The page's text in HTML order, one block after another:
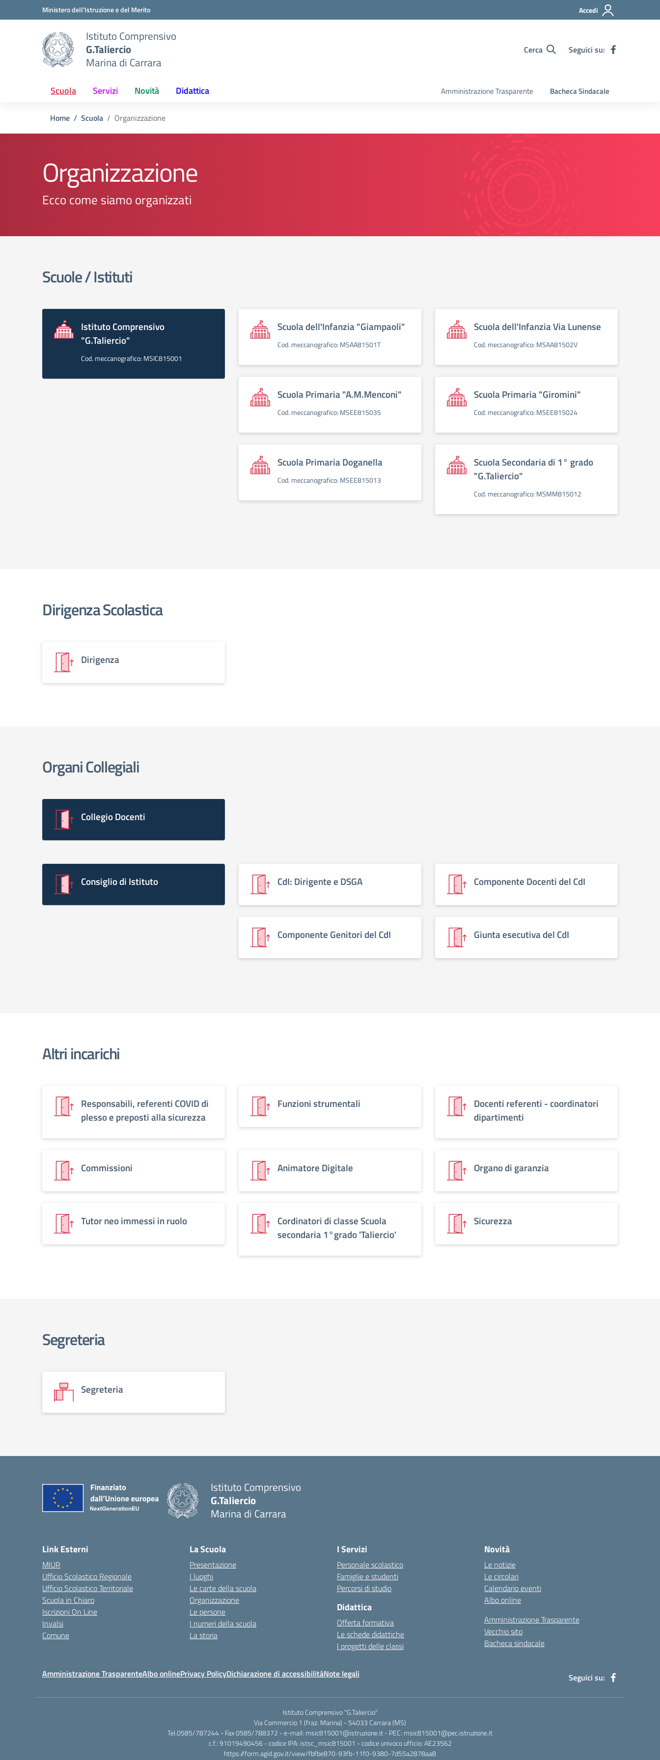
Vai ai contenuti
Vai al menu di navigazioneMinistero dell'Istruzione e del Merito Accedi
Istituto Comprensivo
G.Taliercio
Marina di Carrara
Cerca Seguici su:
Scuola Servizi Novità Didattica Amministrazione Trasparente Bacheca Sindacale
Home Scuola Organizzazione
Organizzazione
Ecco come siamo organizzati
elenco degli organi
Scuole / Istituti
Istituto Comprensivo
"G.Taliercio"
Cod. meccanografico: MSIC815001
Scuola dell'Infanzia "Giampaoli"
Cod. meccanografico: MSAA81501T
Scuola dell'Infanzia Via Lunense
Cod. meccanografico: MSAA81502V
Scuola Primaria "A.M.Menconi"
Cod. meccanografico: MSEE815035
Scuola Primaria "Giromini"
Cod. meccanografico: MSEE815024
Scuola Primaria Doganella
Cod. meccanografico: MSEE815013
Scuola Secondaria di 1° grado
"G.Taliercio"
Cod. meccanografico: MSMM815012
Dirigenza Scolastica
Dirigenza
Organi Collegiali
Collegio Docenti
Consiglio di Istituto CdI: Dirigente e DSGA Componente Docenti del CdI
Componente Genitori del CdI Giunta esecutiva del CdI
Altri incarichi
Responsabili, referenti COVID di
plesso e preposti alla sicurezza
Funzioni strumentali
Docenti referenti - coordinatori
dipartimenti
Commissioni Animatore Digitale Organo di garanzia
Tutor neo immessi in ruolo
Cordinatori di classe Scuola
secondaria 1°grado 'Taliercio'
Sicurezza
Segreteria
Segreteria
Istituto Comprensivo
G.Taliercio
Marina di Carrara
Link Esterni
MIUR
Ufficio Scolastico Regionale
Ufficio Scolastico Territoriale
Scuola in Chiaro
Iscrizioni On Line
Invalsi
Comune
La Scuola
Presentazione
I luoghi
Le carte della scuola
Organizzazione
Le persone
I numeri della scuola
La storia
I Servizi
Personale scolastico
Famiglie e studenti
Percorsi di studio
Didattica
Offerta formativa
Le schede didattiche
I progetti delle classi
Novità
Le notizie
Le circolari
Calendario eventi
Albo online
Amministrazione Trasparente
Vecchio sito
Bacheca sindacale
Amministrazione TrasparenteAlbo onlinePrivacy PolicyDichiarazione di accessibilitàNote legali Seguici su:
Istituto Comprensivo "G.Taliercio"
Via Commercio 1 (fraz. Marina) - 54033 Carrara (MS)
Tel.0585/787244 - Fax 0585/788372 - e-mail: msic815001@istruzione.it - PEC: msic815001@pec.istruzione.it
c.f.: 91019490456 - codice IPA: istsc_msic815001 - codice univoco ufficio: AE23562
https://form.agid.gov.it/view/fbfbe870-93fb-11f0-9380-7d55a2878aa8